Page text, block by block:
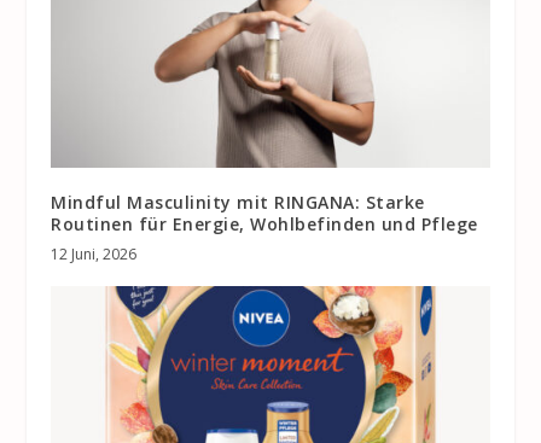
Mindful Masculinity mit RINGANA: Starke
Routinen für Energie, Wohlbefinden und Pflege
12 Juni, 2026